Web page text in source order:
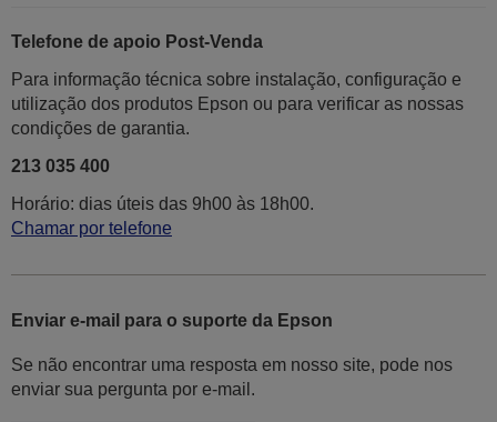
Telefone de apoio Post-Venda
Para informação técnica sobre instalação, configuração e
utilização dos produtos Epson ou para verificar as nossas
condições de garantia.
213 035 400
Horário: dias úteis das 9h00 às 18h00.
Chamar por telefone
Enviar e-mail para o suporte da Epson
Se não encontrar uma resposta em nosso site, pode nos
enviar sua pergunta por e-mail.